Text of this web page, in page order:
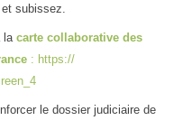
subissez.
la carte collaborative des
: https://
le dossier judiciaire de